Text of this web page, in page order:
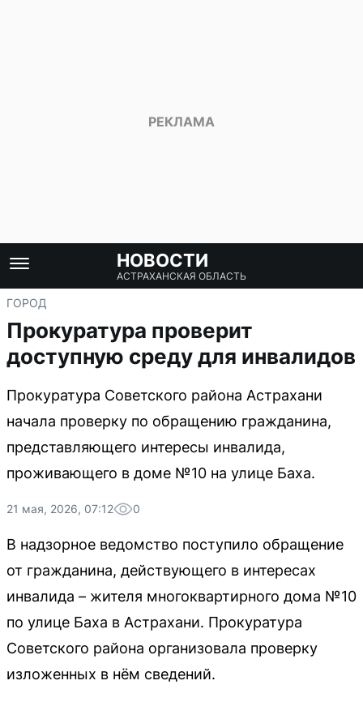
НОВОСТИ
АСТРАХАНСКАЯ ОБЛАСТЬ
ГОРОД
Прокуратура проверит
доступную среду для инвалидов
Прокуратура Советского района Астрахани
начала проверку по обращению гражданина,
представляющего интересы инвалида,
проживающего в доме №10 на улице Баха.
21 мая, 2026, 07:12 0
В надзорное ведомство поступило обращение
от гражданина, действующего в интересах
инвалида – жителя многоквартирного дома №10
по улице Баха в Астрахани. Прокуратура
Советского района организовала проверку
изложенных в нём сведений.